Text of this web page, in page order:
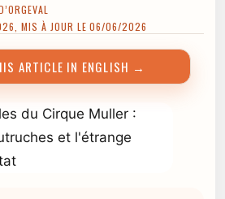
MIS À JOUR LE 06/06/2026
ARTICLE IN ENGLISH →